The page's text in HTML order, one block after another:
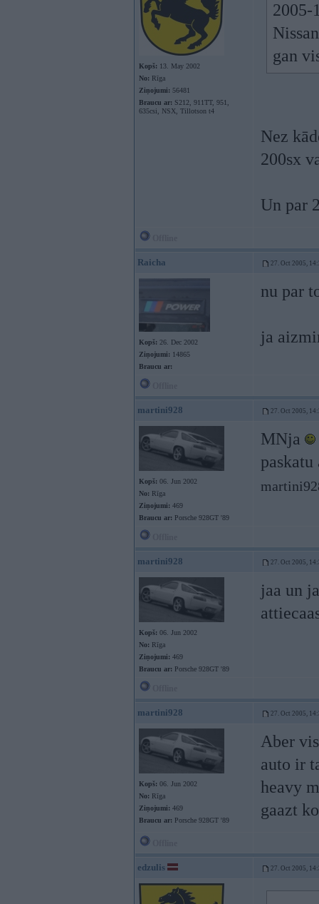
Kopš: 13. May 2002
No: Rīga
Ziņojumi: 56481
Braucu ar: S212, 911TT, 951,
635csi, NSX, Tillotson t4
2005-
gan
Nez
200sx
Un par
Raicha 27. Oct 2005,
Kopš: 26. Dec 2002
Ziņojumi: 14865
Braucu ar:
nu par
ja
martini928 27. Oct 2005,
Kopš: 06. Jun 2002
No: Rīga
Ziņojumi: 469
Braucu ar: Porsche 928GT '89
MNja
martini928 27. Oct 2005,
Kopš: 06. Jun 2002
No: Rīga
Ziņojumi: 469
Braucu ar: Porsche 928GT '89
jaa un
martini928 27. Oct 2005,
Kopš: 06. Jun 2002
No: Rīga
Ziņojumi: 469
Braucu ar: Porsche 928GT '89
Aber
auto ir
heavy
gaazt
edzulis 27. Oct 2005,